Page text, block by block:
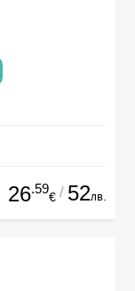
26.59
€ / 52лв.